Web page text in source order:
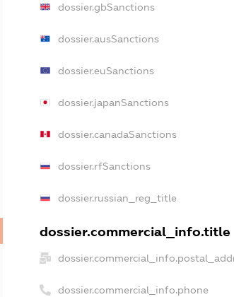
dossier.gbSanctions
dossier.ausSanctions
dossier.euSanctions
dossier.japanSanctions
dossier.canadaSanctions
dossier.rfSanctions
dossier.russian_reg_title
dossier.commercial_info.title
dossier.commercial_info.phone